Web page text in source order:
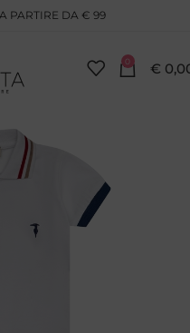
PARTIRE DA € 99
0 €